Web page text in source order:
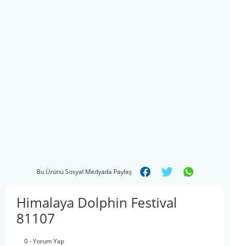
Bu Ürünü Sosyal Medyada Paylaş
Himalaya Dolphin Festival
81107
0 - Yorum Yap